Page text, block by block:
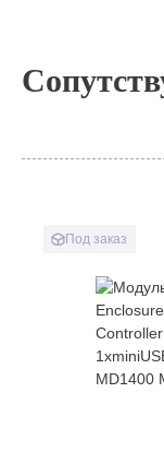
Под заказ